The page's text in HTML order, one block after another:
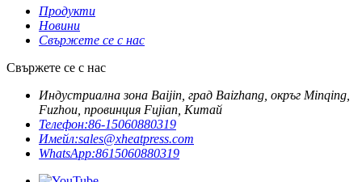
Продукти
Новини
Свържете се с нас
Свържете се с нас
Индустриална зона Baijin, град Baizhang, окръг Minqing,
Fuzhou, провинция Fujian, Китай
Телефон:86-15060880319
Имейл:sales@xheatpress.com
WhatsApp:8615060880319